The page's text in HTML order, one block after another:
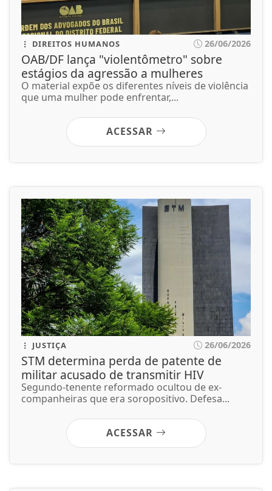
JUSTIÇA 26/06/2026
STM determina perda de patente de
militar acusado de transmitir HIV
Segundo-tenente reformado ocultou de ex-
companheiras que era soropositivo. Defesa...
ACESSAR